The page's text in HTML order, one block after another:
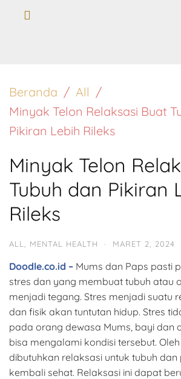
Beranda
All
Minyak Telon Relaksasi Buat
Pikiran Lebih Rileks
Minyak Telon
Tubuh dan Pikiran
Rileks
ALL MENTAL HEALTH · MARET 2, 2024
Doodle.co.id – Mums dan Paps pasti
stres dan yang membuat tubuh atau
menjadi tegang. Stres menjadi suatu
dan fisik akan tuntutan hidup. Stres
pada orang dewasa Mums, bayi dan
bisa mengalami kondisi tersebut. Oleh
dibutuhkan relaksasi untuk tubuh
kembali sehat. Relaksasi ini dapat